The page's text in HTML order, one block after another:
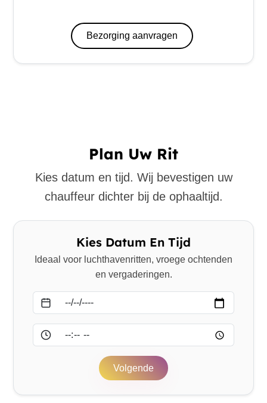
Bezorging aanvragen
Plan Uw Rit
Kies datum en tijd. Wij bevestigen uw
chauffeur dichter bij de ophaaltijd.
Kies Datum En Tijd
Ideaal voor luchthavenritten, vroege ochtenden
en vergaderingen.
Volgende